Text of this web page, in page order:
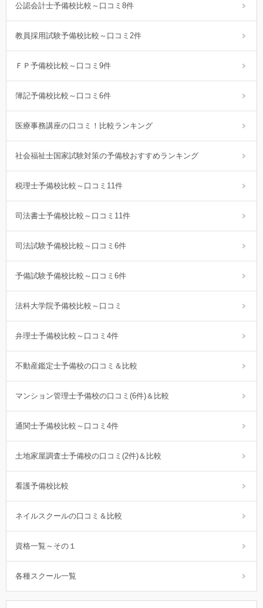
公認会計士予備校比較～口コミ8件
教員採用試験予備校比較～口コミ2件
ＦＰ予備校比較～口コミ9件
簿記予備校比較～口コミ6件
医療事務講座の口コミ！比較ランキング
社会福祉士国家試験対策の予備校おすすめランキング
税理士予備校比較～口コミ11件
司法書士予備校比較～口コミ11件
司法試験予備校比較～口コミ6件
予備試験予備校比較～口コミ6件
法科大学院予備校比較～口コミ
弁理士予備校比較～口コミ4件
不動産鑑定士予備校の口コミ＆比較
マンション管理士予備校の口コミ(6件)＆比較
通関士予備校比較～口コミ4件
土地家屋調査士予備校の口コミ(2件)＆比較
看護予備校比較
ネイルスクールの口コミ＆比較
資格一覧～その１
各種スクール一覧